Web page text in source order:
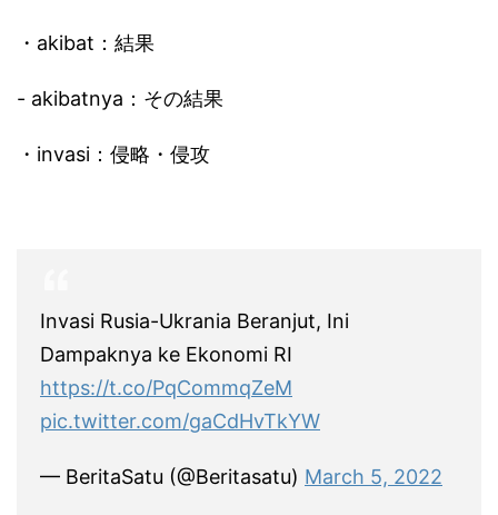
・akibat：結果
- akibatnya：その結果
・invasi：侵略・侵攻
Invasi Rusia-Ukrania Beranjut, Ini
Dampaknya ke Ekonomi RI
https://t.co/PqCommqZeM
pic.twitter.com/gaCdHvTkYW
— BeritaSatu (@Beritasatu) March 5, 2022